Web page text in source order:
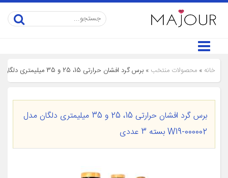
خانه » محصولات منتخب » برس گرد افشان حرارتی 15، 25 و 35 میلیمتری دلگان مدل W19-000002 بسته 3 عددی
برس گرد افشان حرارتی 15، 25 و 35 میلیمتری دلگان مدل
W19-000002 بسته 3 عددی